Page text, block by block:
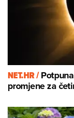
NET.HR /
promjene za